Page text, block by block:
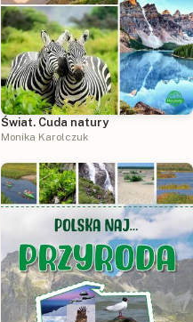
Świat. Cuda natury
Monika Karolczuk